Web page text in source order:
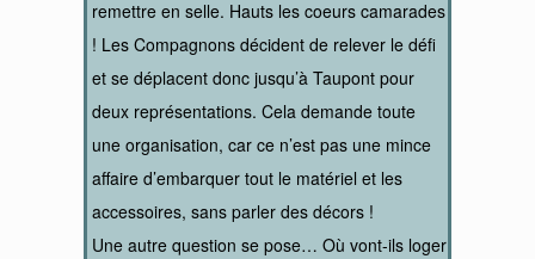
remettre en selle. Hauts les coeurs camarades
! Les Compagnons décident de relever le défi
et se déplacent donc jusqu’à Taupont pour
deux représentations. Cela demande toute
une organisation, car ce n’est pas une mince
affaire d’embarquer tout le matériel et les
accessoires, sans parler des décors !
Une autre question se pose… Où vont-ils loger